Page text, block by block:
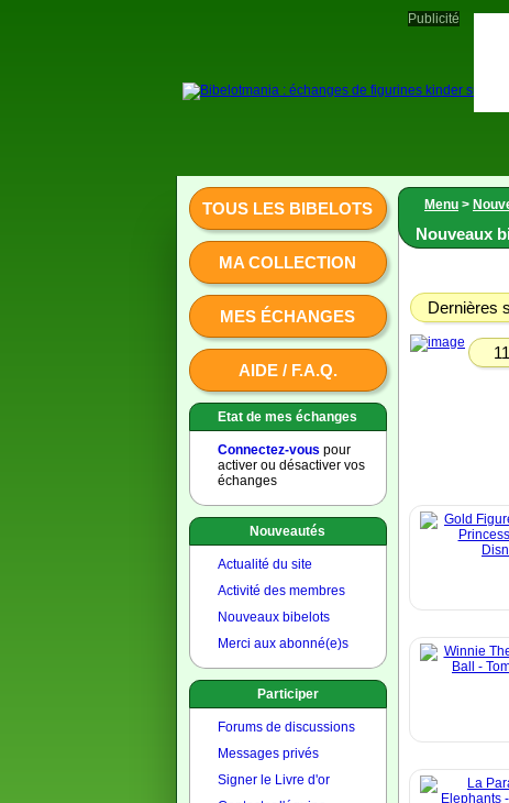
TOUS LES BIBELOTS
MA COLLECTION
MES ÉCHANGES
AIDE / F.A.Q.
Etat de mes échanges
Connectez-vous pour
activer ou désactiver vos
échanges
Nouveautés
Actualité du site
Activité des membres
Nouveaux bibelots
Merci aux abonné(e)s
Participer
Forums de discussions
Messages privés
Signer le Livre d'or
Menu >
Nouveaux
Dernières
Publicité